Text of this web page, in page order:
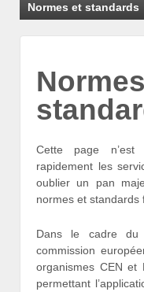
Normes et standards
Cette page n’est
rapidement les
oublier un pan
normes et standards
Dans le cadre du
commission
organismes CEN et
permettant